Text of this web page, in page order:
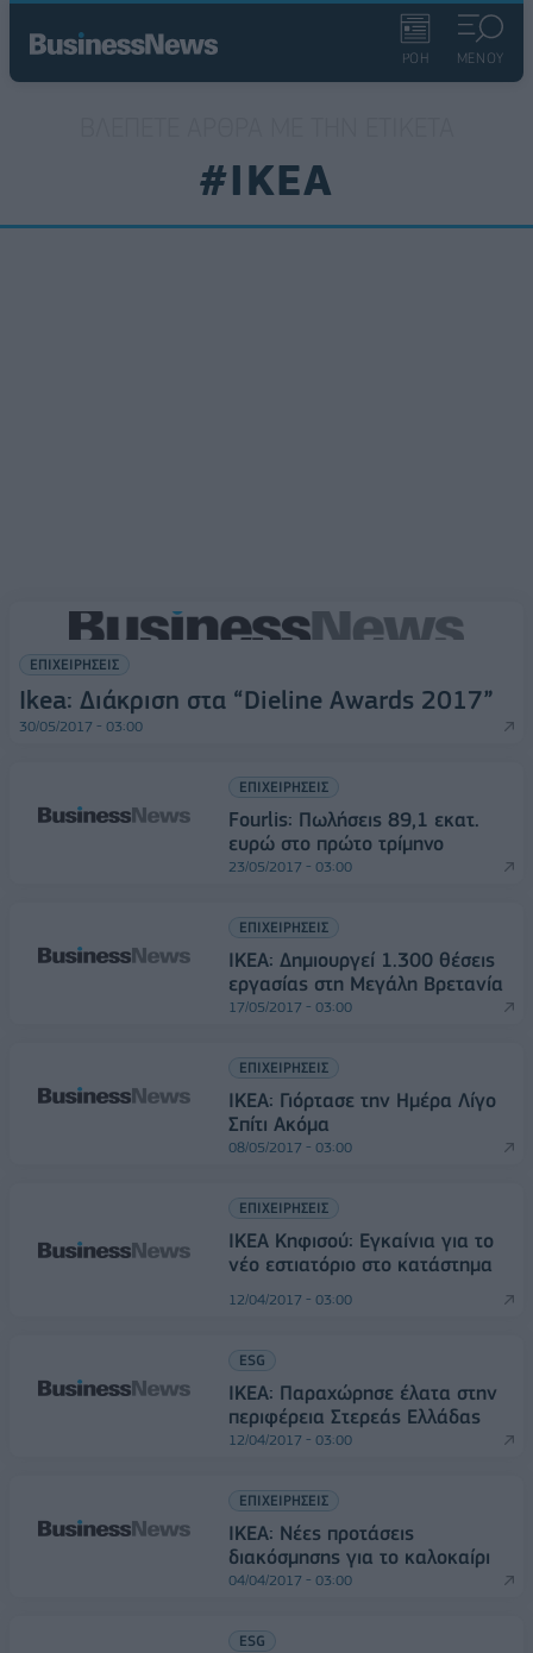
ΡΟΗ ΜΕΝΟΥ
#IKEA
ΕΠΙΧΕΙΡΗΣΕΙΣ
Ikea: Διάκριση στα “Dieline Awards 2017”
30/05/2017 - 03:00
ΕΠΙΧΕΙΡΗΣΕΙΣ
Fourlis: Πωλήσεις 89,1 εκατ.
ευρώ στο πρώτο τρίμηνο
23/05/2017 - 03:00
ΕΠΙΧΕΙΡΗΣΕΙΣ
ΙΚΕΑ: Δημιουργεί 1.300 θέσεις
εργασίας στη Μεγάλη Βρετανία
17/05/2017 - 03:00
ΕΠΙΧΕΙΡΗΣΕΙΣ
ΙΚΕΑ: Γιόρτασε την Ημέρα Λίγο
Σπίτι Ακόμα
08/05/2017 - 03:00
ΕΠΙΧΕΙΡΗΣΕΙΣ
ΙΚΕΑ Κηφισού: Εγκαίνια για το
νέο εστιατόριο στο κατάστημα
12/04/2017 - 03:00
ESG
IKEA: Παραχώρησε έλατα στην
περιφέρεια Στερεάς Ελλάδας
12/04/2017 - 03:00
ΕΠΙΧΕΙΡΗΣΕΙΣ
IKEA: Νέες προτάσεις
διακόσμησης για το καλοκαίρι
04/04/2017 - 03:00
ESG